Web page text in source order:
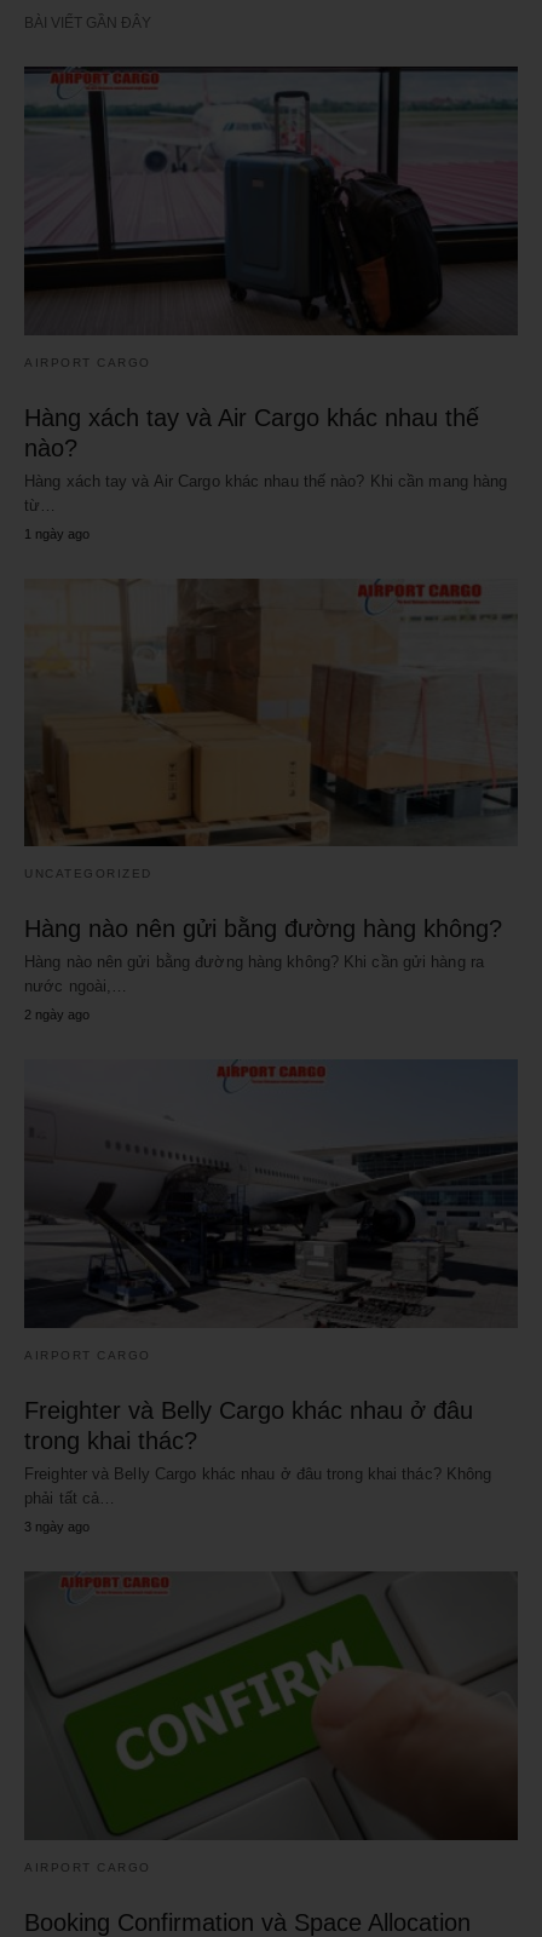
BÀI VIẾT GẦN ĐÂY
AIRPORT CARGO
Hàng xách tay và Air Cargo khác nhau thế
nào?
Hàng xách tay và Air Cargo khác nhau thế nào? Khi cần mang hàng
từ…
1 ngày ago
UNCATEGORIZED
Hàng nào nên gửi bằng đường hàng không?
Hàng nào nên gửi bằng đường hàng không? Khi cần gửi hàng ra
nước ngoài,…
2 ngày ago
AIRPORT CARGO
Freighter và Belly Cargo khác nhau ở đâu
trong khai thác?
Freighter và Belly Cargo khác nhau ở đâu trong khai thác? Không
phải tất cả…
3 ngày ago
AIRPORT CARGO
Booking Confirmation và Space Allocation